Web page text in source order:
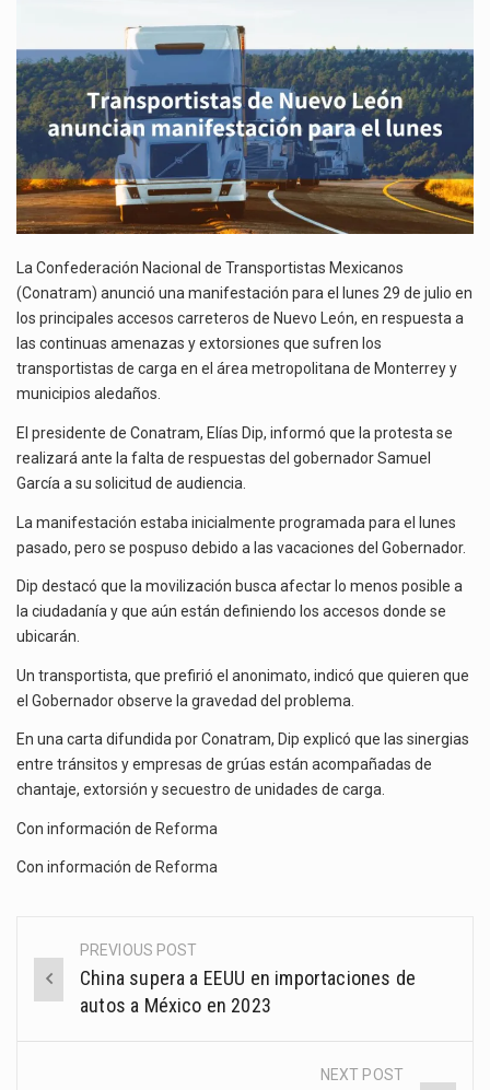
El gobierno de Estados Unidos anunciará un arancel del 15 % sobre los productos fabricados…
El Departamento de Agricultura de Estados Unidos (USDA) suspendió el 5 de agosto de 2026…
PARA
EL
LUNES
La Confederación Nacional de Transportistas Mexicanos
(Conatram) anunció una manifestación para el lunes 29 de julio en
los principales accesos carreteros de Nuevo León, en respuesta a
las continuas amenazas y extorsiones que sufren los
transportistas de carga en el área metropolitana de Monterrey y
municipios aledaños.
El presidente de Conatram, Elías Dip, informó que la protesta se
realizará ante la falta de respuestas del gobernador Samuel
García a su solicitud de audiencia.
La manifestación estaba inicialmente programada para el lunes
pasado, pero se pospuso debido a las vacaciones del Gobernador.
Dip destacó que la movilización busca afectar lo menos posible a
la ciudadanía y que aún están definiendo los accesos donde se
ubicarán.
Un transportista, que prefirió el anonimato, indicó que quieren que
el Gobernador observe la gravedad del problema.
En una carta difundida por Conatram, Dip explicó que las sinergias
entre tránsitos y empresas de grúas están acompañadas de
chantaje, extorsión y secuestro de unidades de carga.
Con información de Reforma
Con información de Reforma
Post
navigation
PREVIOUS POST
China supera a EEUU en importaciones de
autos a México en 2023
NEXT POST